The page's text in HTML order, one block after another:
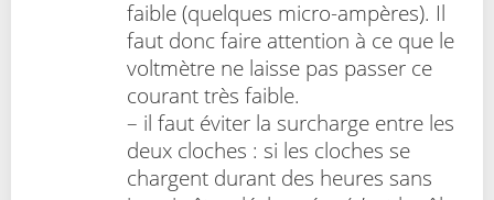
faible (quelques micro-ampères). Il
faut donc faire attention à ce que le
voltmètre ne laisse pas passer ce
courant très faible.
– il faut éviter la surcharge entre les
deux cloches : si les cloches se
chargent durant des heures sans